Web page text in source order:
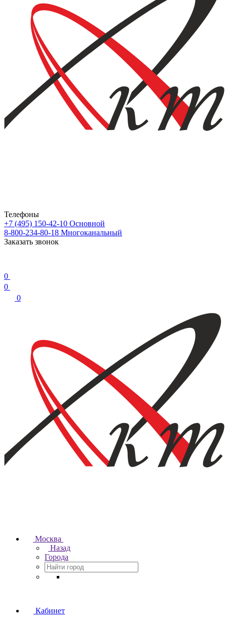
Телефоны
+7 (495) 150-42-10 Основной
8-800-234-80-18 Многоканальный
Заказать звонок
0
0
0
Москва
Назад
Города
Кабинет